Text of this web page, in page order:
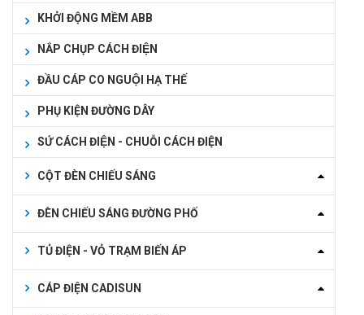
KHỞI ĐỘNG MỀM ABB
NẮP CHỤP CÁCH ĐIỆN
ĐẦU CÁP CO NGUỘI HẠ THẾ
PHỤ KIỆN ĐƯỜNG DÂY
SỨ CÁCH ĐIỆN - CHUỖI CÁCH ĐIỆN
CỘT ĐÈN CHIẾU SÁNG
ĐÈN CHIẾU SÁNG ĐƯỜNG PHỐ
TỦ ĐIỆN - VỎ TRẠM BIẾN ÁP
CÁP ĐIỆN CADISUN